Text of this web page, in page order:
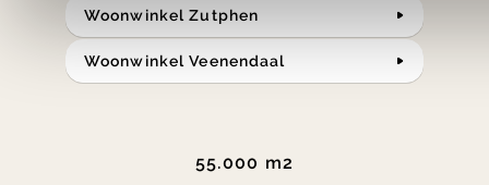
Woonwinkel Zutphen
Woonwinkel Veenendaal
55.000 m2